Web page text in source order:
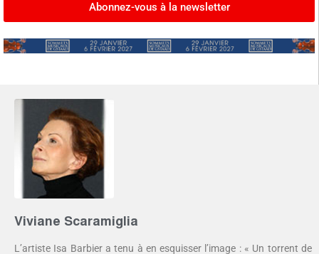
Abonnez-vous à la newsletter
Viviane Scaramiglia
L’artiste Isa Barbier a tenu à en esquisser l’image : « Un torrent de